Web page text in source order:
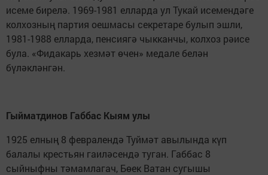
исеме бирелә. 1969-1981 елларда ул Тукай исемендәге
колхозның партия оешмасы секретаре булып эшли,
1981-1988 елларда, пенсиягә чыкканчы, колхоз рәисе
була. «Фидакарь хезмәт өчен» медале белән
бүләкләнгән.
Гыйматдинов Габбас Кыям улы
1925 елның 8 февралендә Туймәт авылында күп
балалы крестьян гаиләсендә туган. Габбас 8
сыйныфны тәмамлагач, Бөек Ватан сугышы